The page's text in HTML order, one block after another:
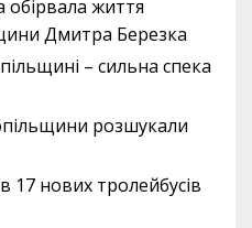
обірвала життя
Дмитра Березка
– сильна спека
розшукали
17 нових тролейбусів